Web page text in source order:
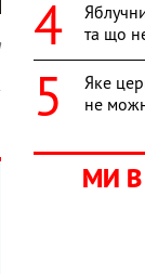
та що
Яке
не
МИ